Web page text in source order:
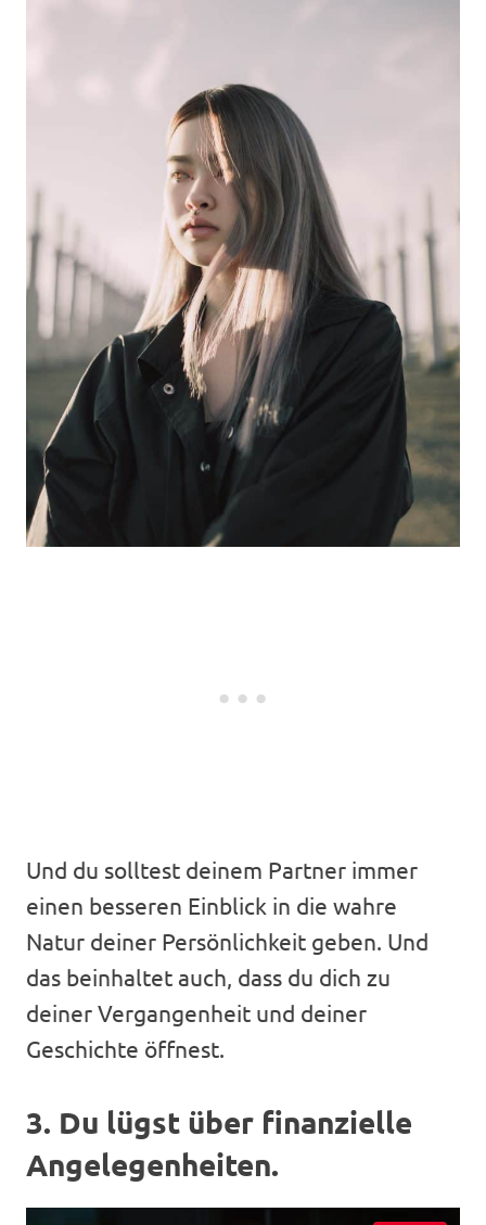
Und du solltest deinem Partner immer
einen besseren Einblick in die wahre
Natur deiner Persönlichkeit geben. Und
das beinhaltet auch, dass du dich zu
deiner Vergangenheit und deiner
Geschichte öffnest.
3. Du lügst über finanzielle
Angelegenheiten.